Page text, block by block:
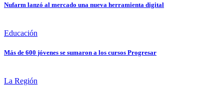
Nufarm lanzó al mercado una nueva herramienta digital
Educación
Más de 600 jóvenes se sumaron a los cursos Progresar
La Región